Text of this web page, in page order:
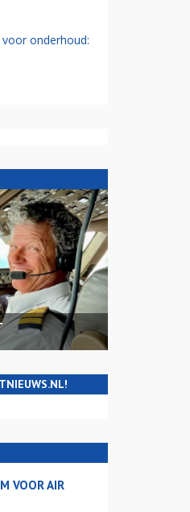
onderhoud:
VOOR AIR